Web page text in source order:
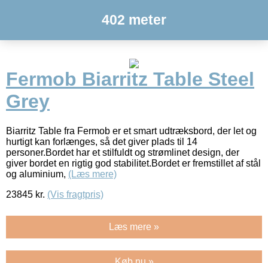
402 meter
Fermob Biarritz Table Steel
Grey
Biarritz Table fra Fermob er et smart udtræksbord, der let og
hurtigt kan forlænges, så det giver plads til 14
personer.Bordet har et stilfuldt og strømlinet design, der
giver bordet en rigtig god stabilitet.Bordet er fremstillet af stål
og aluminium, (Læs mere)
23845 kr. (Vis fragtpris)
Læs mere »